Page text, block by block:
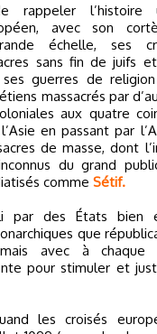
rappeler l’histoire
avec son
échelle, ses
sans fin de juifs
guerres de
massacrés par
aux quatre
en passant par
de masse, dont
du grand
comme Sétif.
par des États bien
que
avec à chaque
pour stimuler et
les croisés